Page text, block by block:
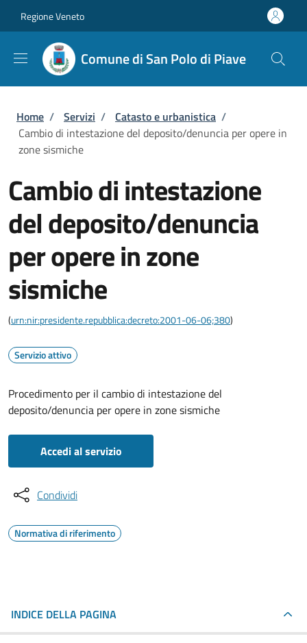
Regione Veneto
Comune di San Polo di Piave
Briciole di pane
Home / Servizi / Catasto e urbanistica /
Cambio di intestazione del deposito/denuncia per opere in
zone sismiche
Cambio di intestazione
del deposito/denuncia
per opere in zone
sismiche
(urn:nir:presidente.repubblica:decreto:2001-06-06;380)
Servizio attivo
Procedimento per il cambio di intestazione del
deposito/denuncia per opere in zone sismiche
Accedi al servizio
Condividi
Normativa di riferimento
INDICE DELLA PAGINA